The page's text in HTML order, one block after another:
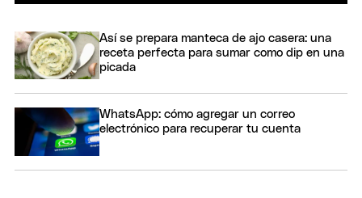
Así se prepara manteca de ajo casera: una
receta perfecta para sumar como dip en una
picada
WhatsApp: cómo agregar un correo
electrónico para recuperar tu cuenta